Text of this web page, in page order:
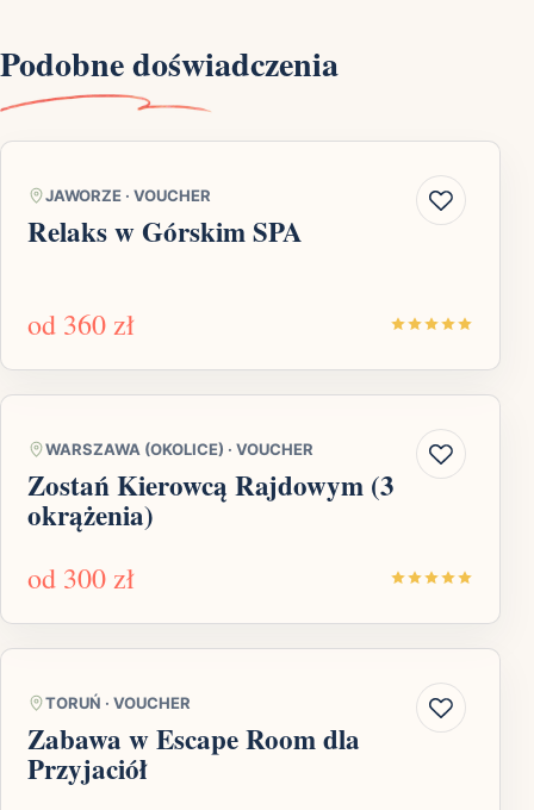
Podobne doświadczenia
JAWORZE · VOUCHER
Relaks w Górskim SPA
od 360 zł
WARSZAWA (OKOLICE) · VOUCHER
Zostań Kierowcą Rajdowym (3
okrążenia)
od 300 zł
TORUŃ · VOUCHER
Zabawa w Escape Room dla
Przyjaciół